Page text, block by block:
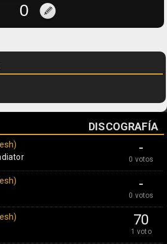
DISCOGRAFÍA
-
0 votos
-
0 votos
70
1 voto